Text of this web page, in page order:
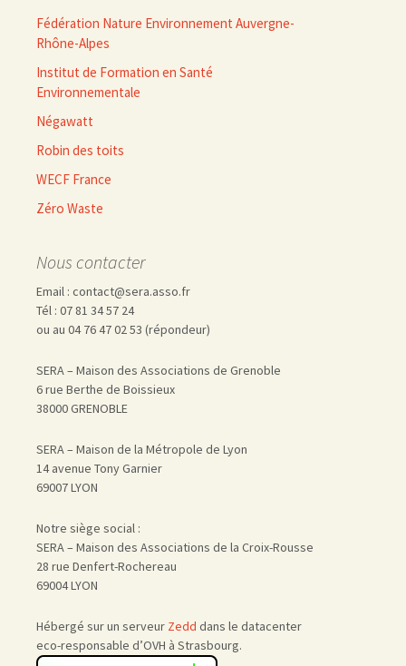
Fédération Nature Environnement Auvergne-
Rhône-Alpes
Institut de Formation en Santé
Environnementale
Négawatt
Robin des toits
WECF France
Zéro Waste
Nous contacter
Email : contact@sera.asso.fr
Tél : 07 81 34 57 24
ou au 04 76 47 02 53 (répondeur)
SERA – Maison des Associations de Grenoble
6 rue Berthe de Boissieux
38000 GRENOBLE
SERA – Maison de la Métropole de Lyon
14 avenue Tony Garnier
69007 LYON
Notre siège social :
SERA – Maison des Associations de la Croix-Rousse
28 rue Denfert-Rochereau
69004 LYON
Hébergé sur un serveur Zedd dans le datacenter
eco-responsable d’OVH à Strasbourg.